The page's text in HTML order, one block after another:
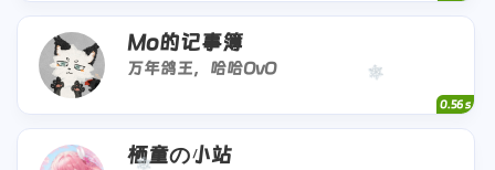
Mo的记事簿
万年鸽王，哈哈OvO
0.56 s
栖童の小站